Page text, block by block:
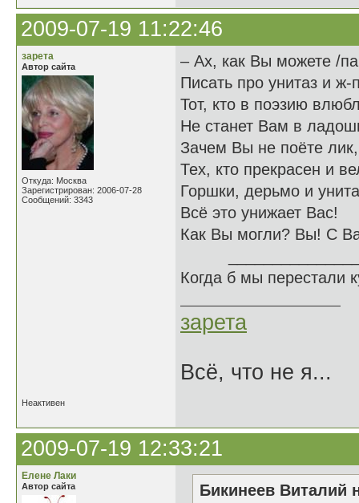
2009-07-19 11:22:46
зарета
Автор сайта
Откуда: Москва
Зарегистрирован: 2006-07-28
Сообщений: 3343
– Ах, как Вы можете /
Писать про унитаз и ж-
Тот, кто в поэзию
Не станет Вам в
Зачем Вы не поёте лик,
Тех, кто прекрасен и
Горшки, дерьмо и
Всё это унижает Вас!
Как Вы могли? Вы! С
Когда б мы перестали
зарета
Всё, что не я...
Неактивен
2009-07-19 12:33:21
Елене Лаки
Автор сайта
Бикинеев Виталий